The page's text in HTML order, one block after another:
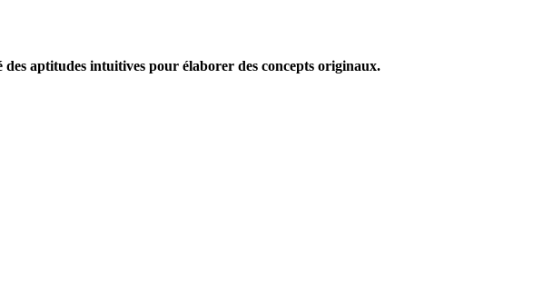
aptitudes intuitives pour élaborer des concepts originaux.